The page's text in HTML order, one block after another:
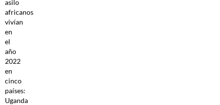
asilo
africanos
vivían
en
el
año
2022
en
cinco
países:
Uganda